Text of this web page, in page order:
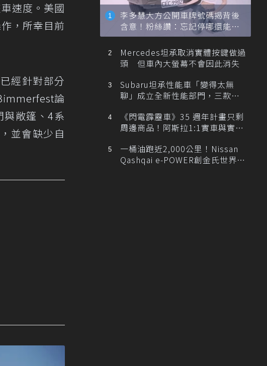
速度。美國
，所幸目前
經針對部分
論
與敞篷、4系
並會缺少自
李多慧大方公開車牌號碼揭背後
含意！粉絲讚：忘記停哪還能幫
忙找車
Mercedes坦承取消實體按鍵做過
頭 但車內大螢幕不會因此消失
Subaru坦承性能車「變得太無
聊」成立全新性能部門，三款手
《閃電霹靂車》35 週年計畫只剩
周邊商品！阿斯拉1:1實車與實體
一桶油跑近2,000公里！Nissan
Qashqai e-POWER創金氏世界紀